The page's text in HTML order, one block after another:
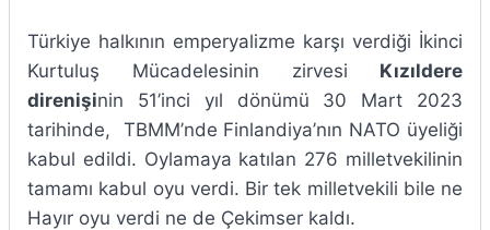
Türkiye halkının emperyalizme karşı verdiği İkinci
Kurtuluş Mücadelesinin zirvesi Kızıldere
direnişinin 51’inci yıl dönümü 30 Mart 2023
tarihinde, TBMM’nde Finlandiya’nın NATO üyeliği
kabul edildi. Oylamaya katılan 276 milletvekilinin
tamamı kabul oyu verdi. Bir tek milletvekili bile ne
Hayır oyu verdi ne de Çekimser kaldı.